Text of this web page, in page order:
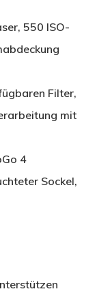
550 ISO-
Filter,
mit
4
Sockel,